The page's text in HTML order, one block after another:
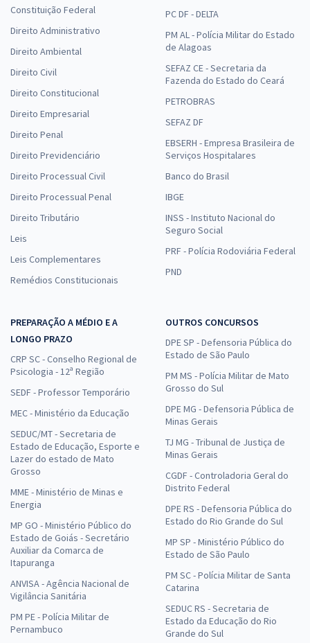
Constituição Federal
Direito Administrativo
Direito Ambiental
Direito Civil
Direito Constitucional
Direito Empresarial
Direito Penal
Direito Previdenciário
Direito Processual Civil
Direito Processual Penal
Direito Tributário
Leis
Leis Complementares
Remédios Constitucionais
PC DF - DELTA
PM AL - Polícia Militar do Estado
de Alagoas
SEFAZ CE - Secretaria da
Fazenda do Estado do Ceará
PETROBRAS
SEFAZ DF
EBSERH - Empresa Brasileira de
Serviços Hospitalares
Banco do Brasil
IBGE
INSS - Instituto Nacional do
Seguro Social
PRF - Polícia Rodoviária Federal
PND
PREPARAÇÃO A MÉDIO E A
LONGO PRAZO
CRP SC - Conselho Regional de
Psicologia - 12ª Região
SEDF - Professor Temporário
MEC - Ministério da Educação
SEDUC/MT - Secretaria de
Estado de Educação, Esporte e
Lazer do estado de Mato
Grosso
MME - Ministério de Minas e
Energia
MP GO - Ministério Público do
Estado de Goiás - Secretário
Auxiliar da Comarca de
Itapuranga
ANVISA - Agência Nacional de
Vigilância Sanitária
PM PE - Polícia Militar de
Pernambuco
OUTROS CONCURSOS
DPE SP - Defensoria Pública do
Estado de São Paulo
PM MS - Polícia Militar de Mato
Grosso do Sul
DPE MG - Defensoria Pública de
Minas Gerais
TJ MG - Tribunal de Justiça de
Minas Gerais
CGDF - Controladoria Geral do
Distrito Federal
DPE RS - Defensoria Pública do
Estado do Rio Grande do Sul
MP SP - Ministério Público do
Estado de São Paulo
PM SC - Polícia Militar de Santa
Catarina
SEDUC RS - Secretaria de
Estado da Educação do Rio
Grande do Sul